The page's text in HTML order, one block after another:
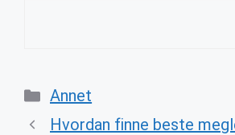
Categories
Annet
Hvordan finne beste